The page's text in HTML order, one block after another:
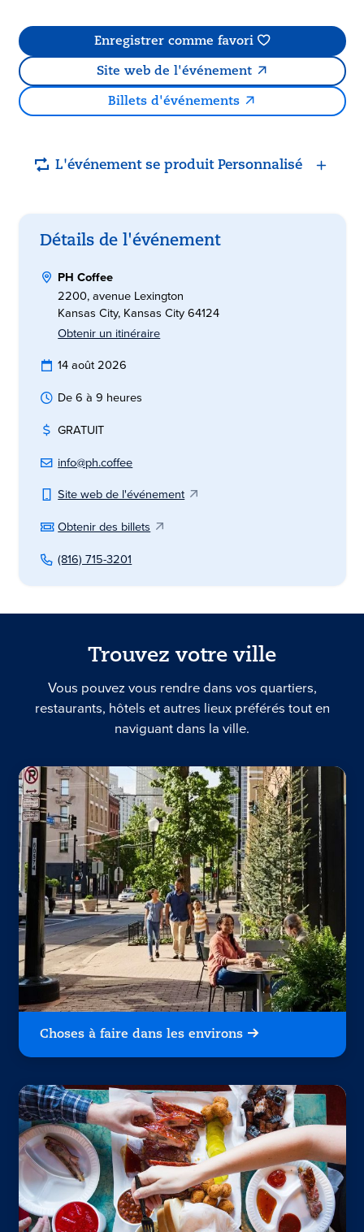
Enregistrer comme favori
Site web de l'événement
Billets d'événements
L'événement se produit Personnalisé
Détails de l'événement
PH Coffee
2200, avenue Lexington
Kansas City, Kansas City 64124
Obtenir un itinéraire
14 août 2026
De 6 à 9 heures
GRATUIT
info@ph.coffee
Site web de l'événement
Obtenir des billets
(816) 715-3201
Trouvez votre ville
Vous pouvez vous rendre dans vos quartiers,
restaurants, hôtels et autres lieux préférés tout en
naviguant dans la ville.
Choses à faire dans les environs